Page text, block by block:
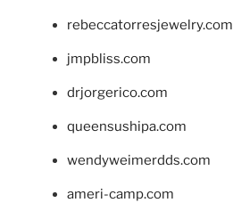
rebeccatorresjewelry.com
jmpbliss.com
drjorgerico.com
queensushipa.com
wendyweimerdds.com
ameri-camp.com